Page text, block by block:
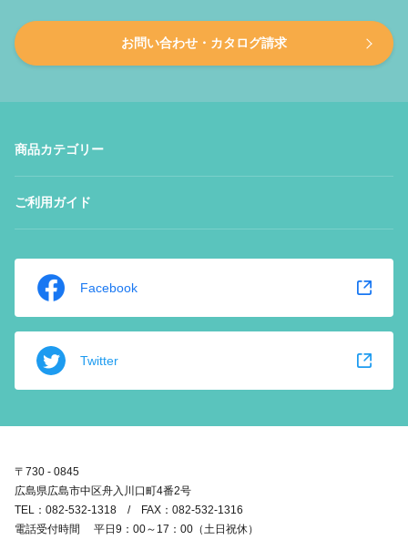
お問い合わせ・カタログ請求
商品カテゴリー
ご利用ガイド
Facebook
Twitter
〒730 - 0845
広島県広島市中区舟入川口町4番2号
TEL：082-532-1318 / FAX：082-532-1316
電話受付時間 平日9：00～17：00（土日祝休）